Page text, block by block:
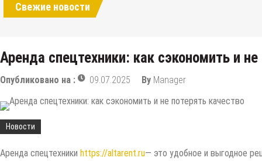
Свежие новости
Аренда спецтехники: как сэкономить и
Опубликовано на : 09.07.2025 By Manager
Новости
Аренда спецтехники https://altarent.ru— это удобное и выгодное